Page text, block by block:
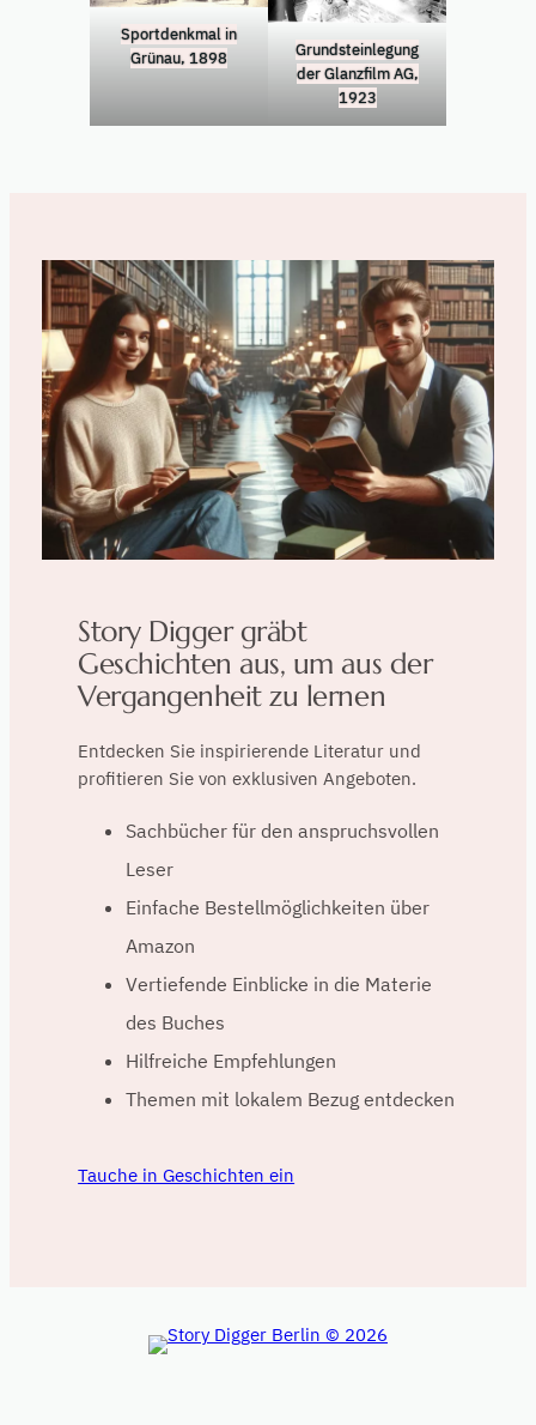
Sportdenkmal in
Grünau, 1898
Grundsteinlegung
der Glanzfilm AG,
1923
Story Digger gräbt
Geschichten aus, um aus der
Vergangenheit zu lernen
Entdecken Sie inspirierende Literatur und
profitieren Sie von exklusiven Angeboten.
Sachbücher für den anspruchsvollen
Leser
Einfache Bestellmöglichkeiten über
Amazon
Vertiefende Einblicke in die Materie
des Buches
Hilfreiche Empfehlungen
Themen mit lokalem Bezug entdecken
Tauche in Geschichten ein